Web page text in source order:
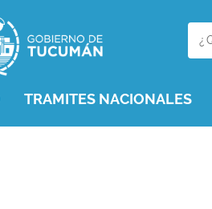
TRAMITES NACIONALES